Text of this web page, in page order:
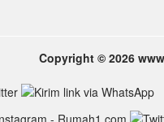
Copyright © 2026